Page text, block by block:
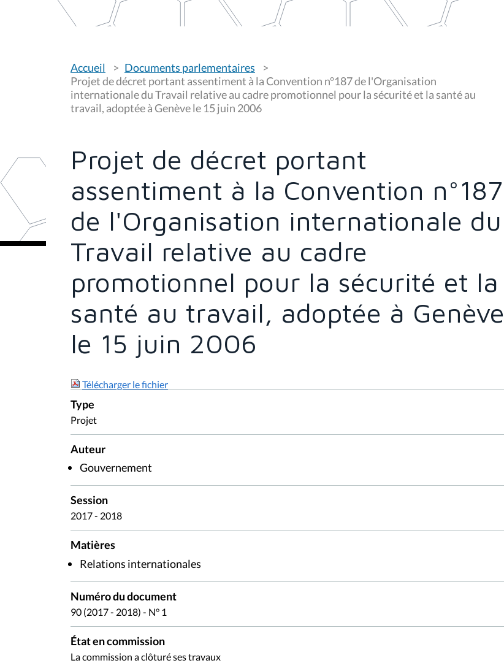
o
u
s
ê
t
Accueil
Documents parlementaires
Projet de décret portant assentiment à la Convention n°187 de l'Organisation
internationale du Travail relative au cadre promotionnel pour la sécurité et la santé au
travail, adoptée à Genève le 15 juin 2006
Projet de décret portant
assentiment à la Convention n°187
de l'Organisation internationale du
Travail relative au cadre
promotionnel pour la sécurité et la
santé au travail, adoptée à Genève
le 15 juin 2006
Télécharger le fichier
Type
Projet
Auteur
Gouvernement
Session
2017 - 2018
Matières
Relations internationales
Numéro du document
90 (2017 - 2018) - N° 1
État en commission
La commission a clôturé ses travaux